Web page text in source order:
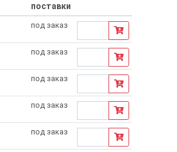
поставки
под заказ
под заказ
под заказ
под заказ
под заказ